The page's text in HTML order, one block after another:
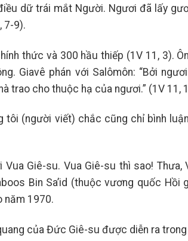
dữ trái mắt Người. Ngươi đã lấy
7-9).
thức và 300 hầu thiếp (1V 11, 3).
Giavê phán với Salômôn: “Bởi
trao cho thuộc hạ của ngươi.” (1V 11,
tôi (người viết) chắc cũng chỉ bình
Giê-su. Vua Giê-su thì sao! Thưa,
Bin Sa’id (thuộc vương quốc Hồi
năm 1970.
của Đức Giê-su được diễn ra